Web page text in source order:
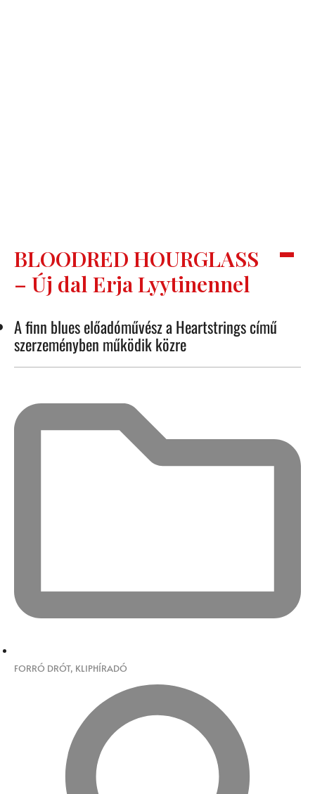
BLOODRED HOURGLASS
– Új dal Erja Lyytinennel
A finn blues előadóművész a Heartstrings című
szerzeményben működik közre
FORRÓ DRÓT, KLIPHÍRADÓ